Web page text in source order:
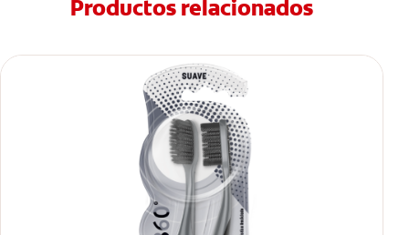
Productos relacionados